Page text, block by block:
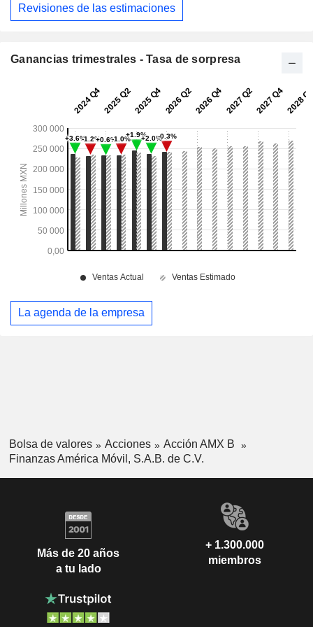
Revisiones de las estimaciones
Ganancias trimestrales - Tasa de sorpresa
La agenda de la empresa
Bolsa de valores Acciones
Acción AMX B
Finanzas América Móvil, S.A.B. de C.V.
Más de 20 años
a tu lado
+ 1.300.000
miembros